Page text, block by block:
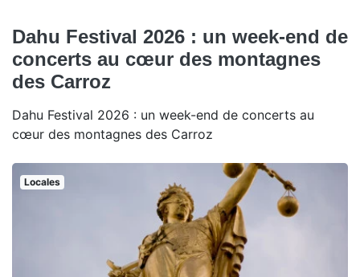
Dahu Festival 2026 : un week-end de
concerts au cœur des montagnes
des Carroz
Dahu Festival 2026 : un week-end de concerts au
cœur des montagnes des Carroz
Locales